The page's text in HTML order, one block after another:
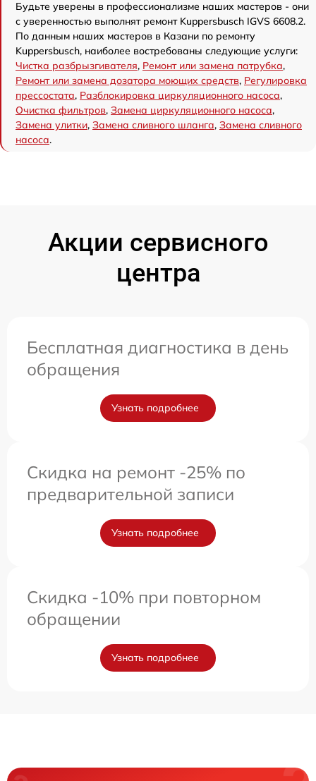
Будьте уверены в профессионализме наших мастеров - они
с уверенностью выполнят ремонт Kuppersbusch IGVS 6608.2.
По данным наших мастеров в Казани по ремонту
Kuppersbusch, наиболее востребованы следующие услуги:
Чистка разбрызгивателя, Ремонт или замена патрубка,
Ремонт или замена дозатора моющих средств, Регулировка
прессостата, Разблокировка циркуляционного насоса,
Очистка фильтров, Замена циркуляционного насоса,
Замена улитки, Замена сливного шланга, Замена сливного
насоса.
Акции сервисного
центра
Бесплатная диагностика в день
обращения
Узнать подробнее
Скидка на ремонт -25% по
предварительной записи
Узнать подробнее
Скидка -10% при повторном
обращении
Узнать подробнее